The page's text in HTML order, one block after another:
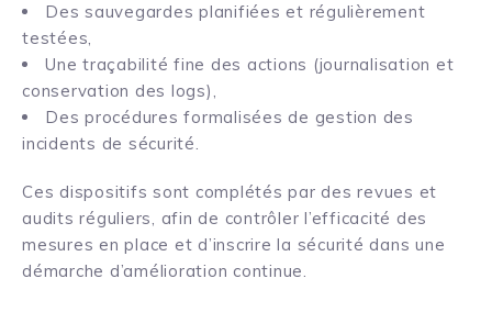
Des sauvegardes planifiées et régulièrement
testées,
Une traçabilité fine des actions (journalisation et
conservation des logs),
Des procédures formalisées de gestion des
incidents de sécurité.
Ces dispositifs sont complétés par des revues et
audits réguliers, afin de contrôler l’efficacité des
mesures en place et d’inscrire la sécurité dans une
démarche d’amélioration continue.